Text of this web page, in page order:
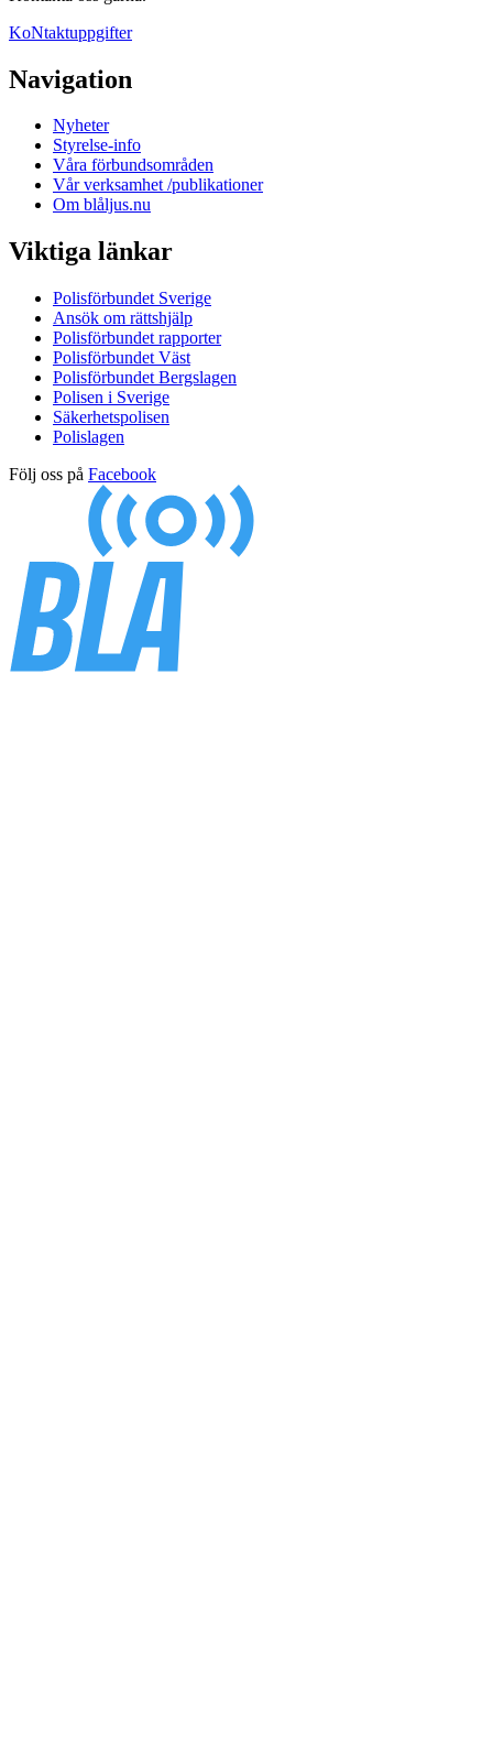
KoNtaktuppgifter
Navigation
Nyheter
Styrelse-info
Våra förbundsområden
Vår verksamhet /publikationer
Om blåljus.nu
Viktiga länkar
Polisförbundet Sverige
Ansök om rättshjälp
Polisförbundet rapporter
Polisförbundet Väst
Polisförbundet Bergslagen
Polisen i Sverige
Säkerhetspolisen
Polislagen
Följ oss på Facebook